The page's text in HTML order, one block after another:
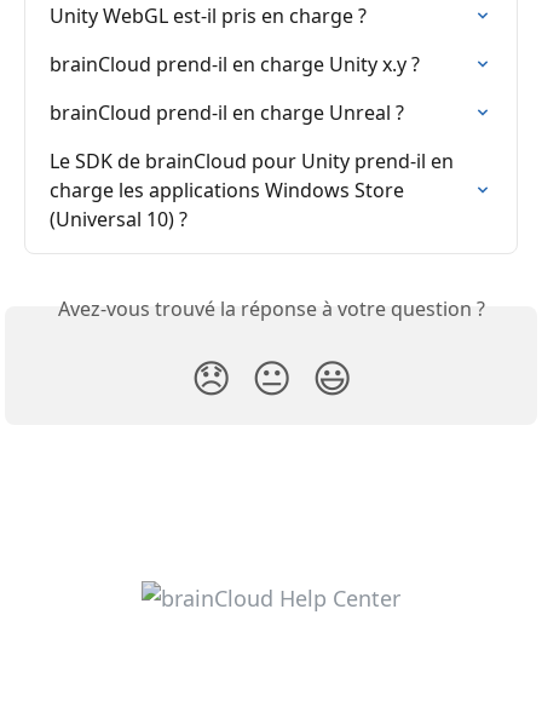
Unity WebGL est-il pris en charge ?
brainCloud prend-il en charge Unity x.y ?
brainCloud prend-il en charge Unreal ?
Le SDK de brainCloud pour Unity prend-il en
charge les applications Windows Store
(Universal 10) ?
Avez-vous trouvé la réponse à votre question ?
😞 😐 😃